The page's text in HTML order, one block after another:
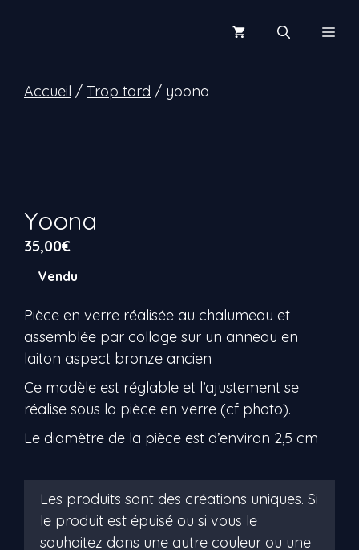
Accueil / Trop tard / yoona
Yoona
35,00€
Vendu
Pièce en verre réalisée au chalumeau et
assemblée par collage sur un anneau en
laiton aspect bronze ancien
Ce modèle est réglable et l’ajustement se
réalise sous la pièce en verre (cf photo).
Le diamètre de la pièce est d’environ 2,5 cm